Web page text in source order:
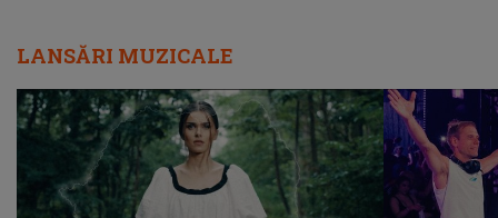
LANSĂRI MUZICALE